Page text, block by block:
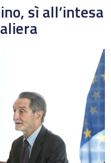
sì all’intesa